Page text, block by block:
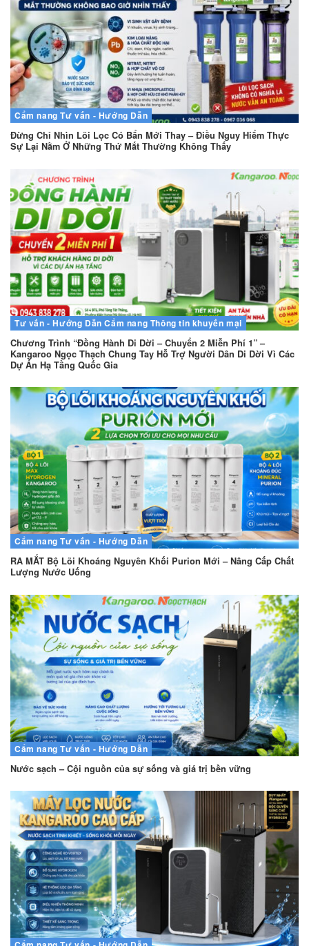
Cẩm nang Tư vấn - Hướng Dẫn
Đừng Chỉ Nhìn Lõi Lọc Có Bẩn Mới Thay – Điều Nguy Hiểm Thực
Sự Lại Nằm Ở Những Thứ Mắt Thường Không Thấy
Tư vấn - Hướng Dẫn Cẩm nang Thông tin khuyến mại
Chương Trình “Đồng Hành Di Dời – Chuyển 2 Miễn Phí 1” –
Kangaroo Ngọc Thạch Chung Tay Hỗ Trợ Người Dân Di Dời Vì Các
Dự Án Hạ Tầng Quốc Gia
Cẩm nang Tư vấn - Hướng Dẫn
RA MẮT Bộ Lõi Khoáng Nguyên Khối Purion Mới – Nâng Cấp Chất
Lượng Nước Uống
Cẩm nang Tư vấn - Hướng Dẫn
Nước sạch – Cội nguồn của sự sống và giá trị bền vững